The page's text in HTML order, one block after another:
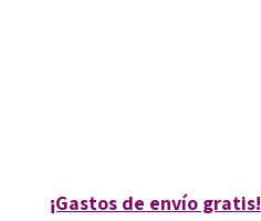
¡Gastos de envío gratis!